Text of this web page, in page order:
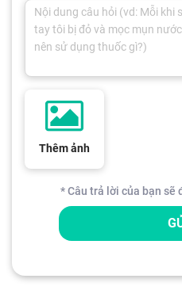
Thêm ảnh
* Câu trả lời của bạn sẽ